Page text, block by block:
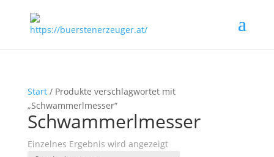
Start/ Produkte verschlagwortet mit
„Schwammerlmesser“
Schwammerlmesser
Einzelnes Ergebnis wird angezeigt